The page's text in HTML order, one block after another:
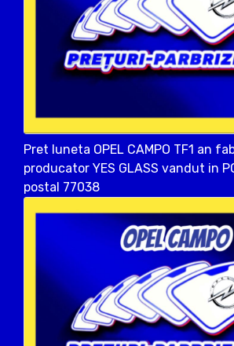
Pret luneta OPEL CAMPO TF1 an
producator YES GLASS vandut in
postal 77038